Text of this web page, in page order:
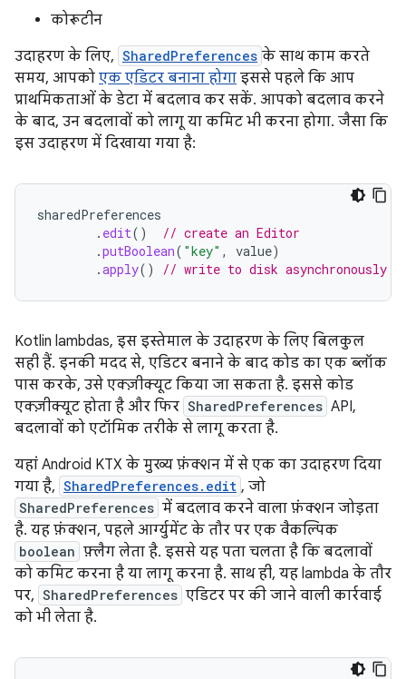
कोरूटीन
उदाहरण के लिए, SharedPreferences के साथ काम करते
समय, आपको एक एडिटर बनाना होगा इससे पहले कि आप
प्राथमिकताओं के डेटा में बदलाव कर सकें. आपको बदलाव करने
के बाद, उन बदलावों को लागू या कमिट भी करना होगा. जैसा कि
इस उदाहरण में दिखाया गया है:
sharedPreferences
. edit()
// create an Editor
.putBoolean( "key" , value)
.apply() // write to disk asynchronously
Kotlin lambdas, इस इस्तेमाल के उदाहरण के लिए बिलकुल
सही हैं. इनकी मदद से, एडिटर बनाने के बाद कोड का एक ब्लॉक
पास करके, उसे एक्ज़ीक्यूट किया जा सकता है. इससे कोड
एक्ज़ीक्यूट होता है और फिर SharedPreferences API,
बदलावों को एटॉमिक तरीके से लागू करता है.
यहां Android KTX के मुख्य फ़ंक्शन में से एक का उदाहरण दिया
गया है, SharedPreferences.edit , जो
SharedPreferences में बदलाव करने वाला फ़ंक्शन जोड़ता
है. यह फ़ंक्शन, पहले आर्ग्युमेंट के तौर पर एक वैकल्पिक
boolean फ़्लैग लेता है. इससे यह पता चलता है कि बदलावों
को कमिट करना है या लागू करना है. साथ ही, यह lambda के तौर
पर, SharedPreferences एडिटर पर की जाने वाली कार्रवाई
को भी लेता है.